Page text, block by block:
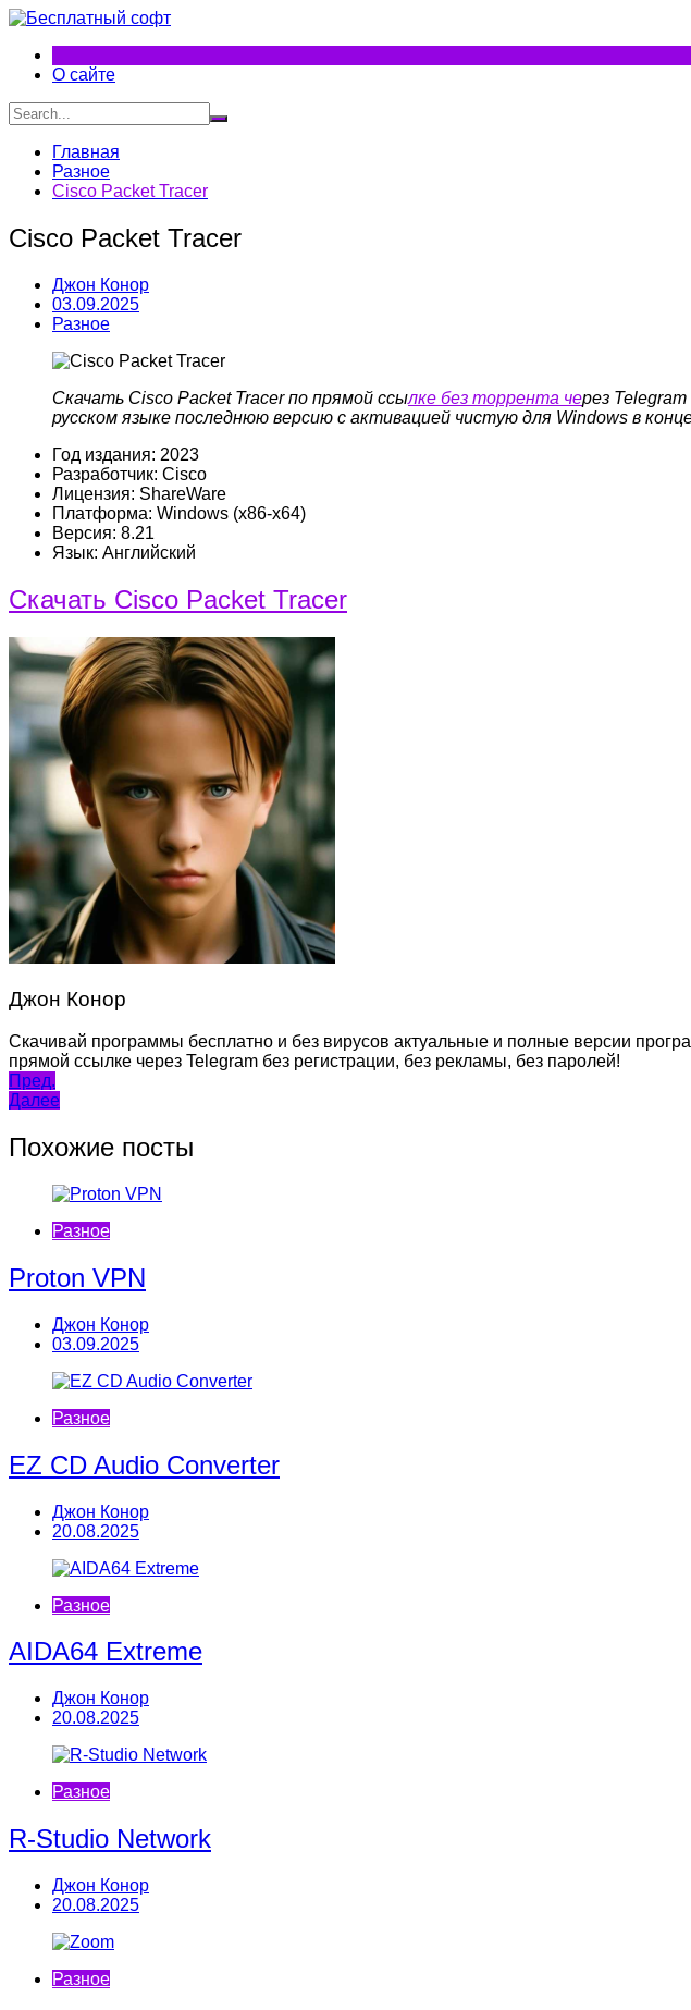
Перейти
содержимому
О сайте
Главная
Разное
Cisco Packet Tracer
Cisco Packet Tracer
Джон Конор
03.09.2025
Разное
Скачать Cisco Packet Tracer по прямой ссылке без торрента через
русском языке последнюю версию с активацией чистую для Windows в
Год издания: 2023
Разработчик: Cisco
Лицензия: ShareWare
Платформа: Windows (x86-x64)
Версия: 8.21
Язык: Английский
Скачать Cisco Packet Tracer
Джон Конор
Скачивай программы бесплатно и без вирусов актуальные и полные версии
прямой ссылке через Telegram без регистрации, без рекламы, без паролей!
Навигация
по
записям
Пред.
Далее
Похожие посты
Разное
Proton VPN
Джон Конор
03.09.2025
Разное
EZ CD Audio Converter
Джон Конор
20.08.2025
Разное
AIDA64 Extreme
Джон Конор
20.08.2025
Разное
R-Studio Network
Джон Конор
20.08.2025
Разное